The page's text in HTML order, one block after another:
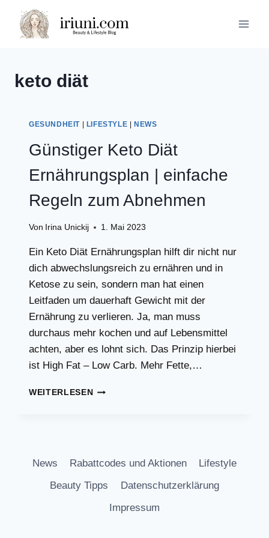
Inhalt
springen
keto diät
GESUNDHEIT| LIFESTYLE NEWS
Günstiger Keto Diät
Ernährungsplan | einfache
Regeln zum Abnehmen
Von Irina Unickij 1. Mai 2023
Ein Keto Diät Ernährungsplan hilft dir nicht nur
dich abwechslungsreich zu ernähren und in
Ketose zu sein, sondern man hat einen
Leitfaden um dauerhaft Gewicht mit der
Ernährung zu verlieren. Ja, man muss
durchaus mehr kochen und auf Lebensmittel
achten, aber es lohnt sich. Das Prinzip hierbei
ist High Fat – Low Carb. Mehr Fette,…
WEITERLESENGÜNSTIGER
REGELN
ABNEHMEN
News Rabattcodes und Aktionen
Lifestyle
Beauty Tipps
Datenschutzerklärung
Impressum